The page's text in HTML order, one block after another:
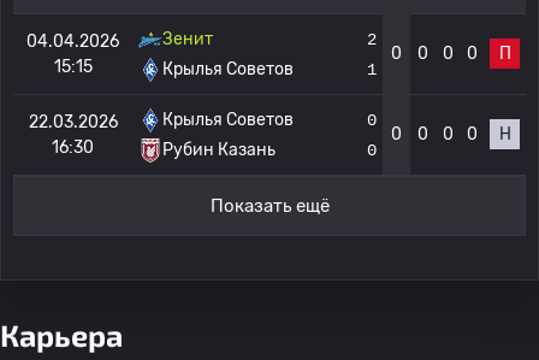
04.04.2026
15:15
Зенит
Крылья Советов
2
1
0 0 0 0 П
22.03.2026
16:30
Крылья Советов
Рубин Казань
0
0
0 0 0 0 Н
Показать ещё
Карьера